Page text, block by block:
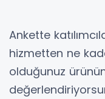
Ankette
hizmetten ne
olduğunuz